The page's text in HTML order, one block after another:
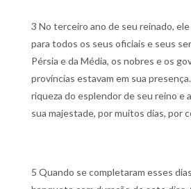
3 No terceiro ano de seu reinado,
para todos os seus oficiais e seus
Pérsia e da Média, os nobres e os
províncias estavam em sua presença.
riqueza do esplendor de seu reino e
sua majestade, por muitos dias, por
5 Quando se completaram esses